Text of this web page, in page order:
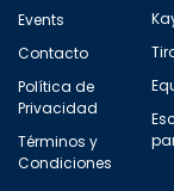
Events
Contacto
Política de
Privacidad
Términos y
Condiciones